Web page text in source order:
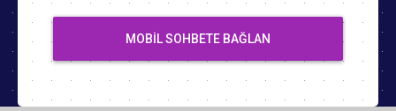
MOBIL SOHBETE BAĞLAN